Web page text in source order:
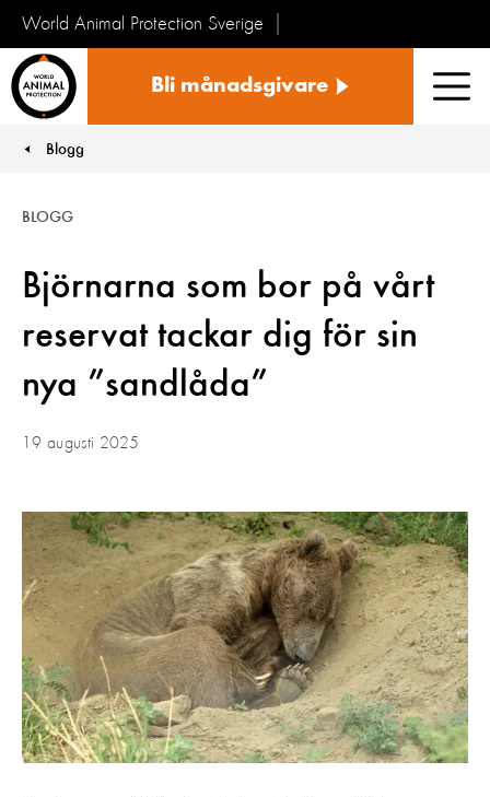
World Animal Protection Sverige
Bli månadsgivare
You are here:
Blogg
Björnarna som bor på vårt
reservat tackar dig för sin
nya ”sandlåda”
BLOGG
19 augusti 2025